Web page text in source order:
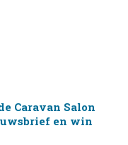
Caravan Salon
en win